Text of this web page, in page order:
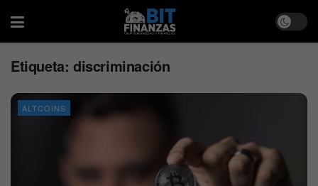
Etiqueta: discriminación
ALTCOINS